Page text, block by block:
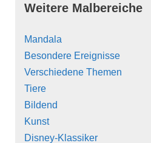
Weitere Malbereiche
Mandala
Besondere Ereignisse
Verschiedene Themen
Tiere
Bildend
Kunst
Disney-Klassiker